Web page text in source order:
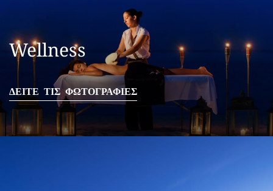
Wellness
ΔΕΙΤΕ ΤΙΣ ΦΩΤΟΓΡΑΦΙΕΣ